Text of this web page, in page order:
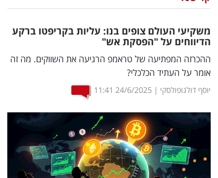
דיגיטל
וטק
שיווק
ופרסום
משפט
מדדים
ומחקרים
משקיעי העולם צופים בנו: עליות בקריפטו ברקע
הדיווחים על "הפסקת אש"
ההכרזה המפתיעה של טראמפ הרגיעה את השווקים. מה זה
אומר על העתיד הכלכלי?
יוסף דולגופולסקי |
24/6/2025
11:41